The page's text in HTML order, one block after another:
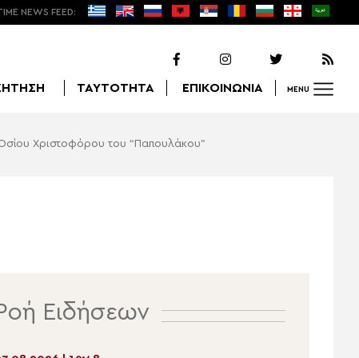
NEWS FEED:
ΤΑΥΤΟΤΗΤΑ ΕΠΙΚΟΙΝΩΝΙΑ MENU
Χριστοφόρου του “Παπουλάκου”
Ειδήσεων